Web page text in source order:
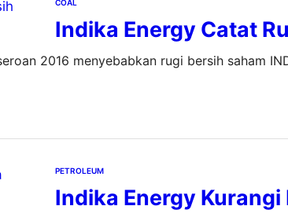
COAL
Indika Energy Catat
2016 menyebabkan rugi bersih saham
PETROLEUM
Indika Energy Kurangi